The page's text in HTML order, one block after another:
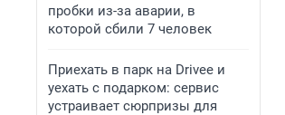
пробки из-за аварии, в
которой сбили 7 человек
Приехать в парк на Drivee и
уехать с подарком: сервис
устраивает сюрпризы для